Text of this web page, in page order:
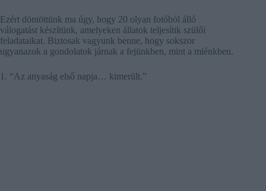
Ezért döntöttünk ma úgy, hogy 20 olyan fotóból álló
válogatást készítünk, amelyeken állatok teljesítik szülői
feladataikat. Biztosak vagyunk benne, hogy sokszor
ugyanazok a gondolatok járnak a fejünkben, mint a miénkben.
1. “Az anyaság első napja… kimerült.”